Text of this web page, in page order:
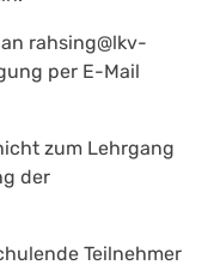
rahsing@lkv-
per E-Mail
zum Lehrgang
der
Teilnehmer